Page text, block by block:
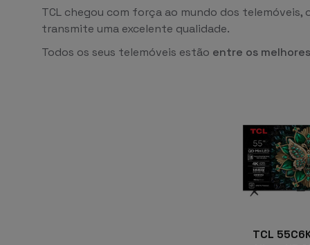
TCL chegou com força ao mundo dos
transmite uma excelente qualidade.
Todos os seus telemóveis estão entre os melhores
TCL